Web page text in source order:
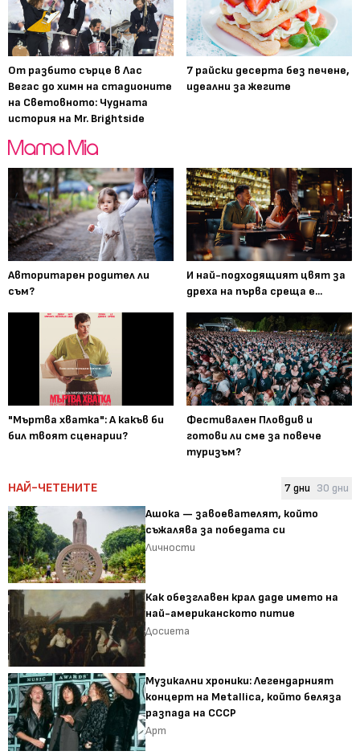
От разбито сърце в Лас
Вегас до химн на стадионите
на Световното: Чудната
история на Mr. Brightside
7 райски десерта без печене,
идеални за жегите
Авторитарен родител ли
съм?
И най-подходящият цвят за
дреха на първа среща е...
"Мъртва хватка": А какъв би
бил твоят сценарии?
Фестивален Пловдив и
готови ли сме за повече
туризъм?
НАЙ-ЧЕТЕНИТЕ 7 дни 30 дни
Ашока — завоевателят, който
съжалява за победата си
Личности
Как обезглавен крал даде името на
най-американското питие
Досиета
Музикални хроники: Легендарният
концерт на Metallica, който беляза
разпада на СССР
Арт